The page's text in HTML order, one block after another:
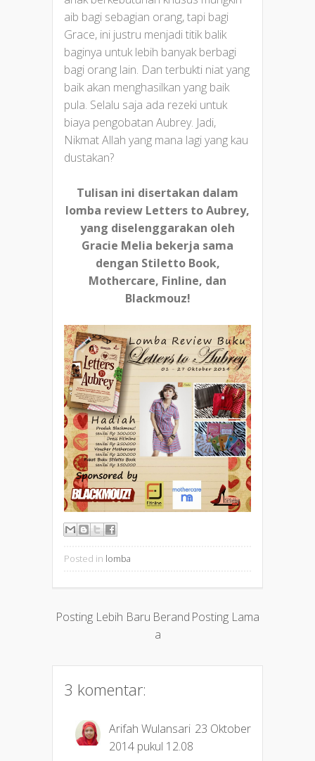
aib bagi sebagian orang, tapi bagi
Grace, ini justru menjadi titik balik
baginya untuk lebih banyak berbagi
bagi orang lain. Dan terbukti niat yang
baik akan menghasilkan yang baik
pula. Selalu saja ada rezeki untuk
biaya pengobatan Aubrey. Jadi,
Nikmat Allah yang mana lagi yang kau
dustakan?
Tulisan ini disertakan dalam
lomba review Letters to Aubrey,
yang diselenggarakan oleh
Gracie Melia bekerja sama
dengan Stiletto Book,
Mothercare, Finline, dan
Blackmouz!
Posted in lomba
Posting Lebih Baru Posting Lama
Berand
a
3 komentar:
Arifah Wulansari 23 Oktober
2014 pukul 12.08